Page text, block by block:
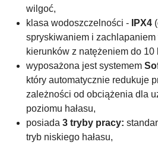
wilgoć,
klasa wodoszczelności -
IPX4
spryskiwaniem i zachlapaniem
kierunków z natężeniem do 10
wyposażona jest systemem
który automatycznie redukuje
zależności od obciążenia dla
poziomu hałasu,
posiada 3 tryby pracy:
tryb niskiego hałasu,